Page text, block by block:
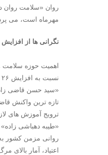
مهرماه است، می
نگرانی ها از
اهمیت حوزه سلامت
نسبت به افزایش ۲۶ درصدی مبتلایان به بیماری های اعصاب و روان هشدار دهند.
«سید حسن قاضی
تازه ترین واکنش
ترویج آموزش های
«طیبه دهباشی
روانی مزمن کشور به نام «احبا» از وجود ۱۰۰
اعتیاد، آمار